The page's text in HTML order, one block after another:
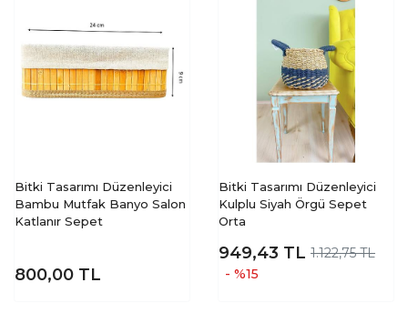
Bitki Tasarımı Düzenleyici
Bambu Mutfak Banyo Salon
Katlanır Sepet
800,00 TL
Bitki Tasarımı Düzenleyici
Kulplu Siyah Örgü Sepet
Orta
949,43 TL 1.122,75 TL
- %15